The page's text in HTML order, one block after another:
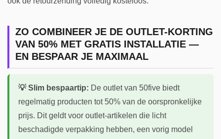
ZO COMBINEER JE DE OUTLET-KORTING
VAN 50% MET GRATIS INSTALLATIE —
EN BESPAAR JE MAXIMAAL
💡 Slim bespaartip: De outlet van 50five biedt
regelmatig producten tot 50% van de oorspronkelijke
prijs. Dit geldt voor outlet-artikelen die licht
beschadigde verpakking hebben, een vorig model